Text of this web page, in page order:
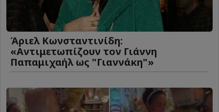
Άριελ Κωνσταντινίδη:
«Αντιμετωπίζουν τον Γιάννη
Παπαμιχαήλ ως "Γιαννάκη"»